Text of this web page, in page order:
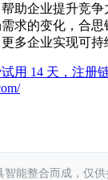
助企业提升竞
求的变化，合
多企业实现可持
用 14 天，注册
能整合而成，仅